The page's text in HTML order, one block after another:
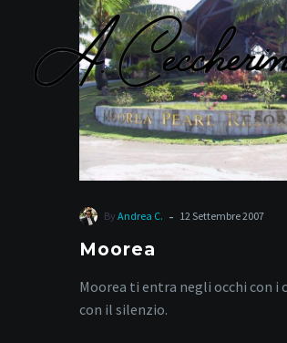
By Andrea C. - 12 Settembre 2007
Moorea
Moorea ti entra negli occhi con i
con il silenzio.